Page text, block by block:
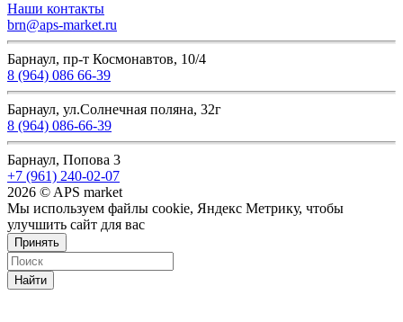
Наши контакты
brn@aps-market.ru
Барнаул, пр-т Космонавтов, 10/4
8 (964) 086 66-39
Барнаул, ул.Солнечная поляна, 32г
8 (964) 086-66-39
Барнаул, Попова 3
+7 (961) 240-02-07
2026 © APS market
Мы используем файлы cookie, Яндекс Метрику, чтобы
улучшить сайт для вас
Принять
Найти